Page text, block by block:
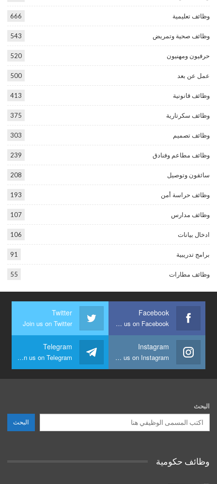
وظائف تعليمية 666
وظائف صحية وتمريض 543
حرفيون ومهنيون 520
عمل عن بعد 500
وظائف قانونية 413
وظائف سكرتارية 375
وظائف تصميم 303
وظائف مطاعم وفنادق 239
سائقون وتوصيل 208
وظائف حراسة أمن 193
وظائف مدارس 107
ادخال بيانات 106
برامج تدريبية 91
وظائف مطارات 55
Facebook
Join us on Facebook
Twitter
Join us on Twitter
Instagram
Join us on Instagram
Telegram
Join us on Telegram
البحث
البحث
وظائف حكومية